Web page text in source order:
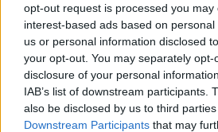
opt-out request is processed you may
interest-based ads based on
us or personal information disclosed
your opt-out. You may separately
disclosure of your personal
IAB’s list of downstream participants.
also be disclosed by us to third
Downstream Participants that may
visapusiško lavinimo
taip pat Jonavos
akcijos metu įvairiose
rajono ugdymo įstaigose,
ant viršutinių jaunuolių rūbų